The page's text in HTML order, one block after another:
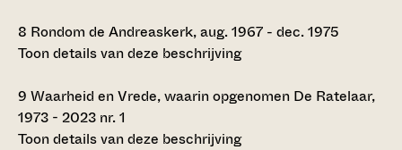
8 Rondom de Andreaskerk, aug. 1967 - dec. 1975
Toon details van deze beschrijving
9 Waarheid en Vrede, waarin opgenomen De Ratelaar,
1973 - 2023 nr. 1
Toon details van deze beschrijving